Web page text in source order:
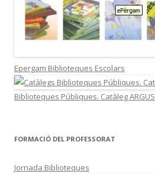
Epergam Biblioteques Escolars
Biblioteques Públiques. Catàleg ARGUS
FORMACIÓ DEL PROFESSORAT
Jornada Biblioteques